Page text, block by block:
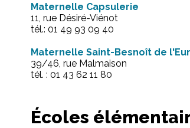
Maternelle Capsulerie
11, rue Désiré-Viénot
tél.: 01 49 93 09 40
Maternelle Saint-Besnoît de
39/46, rue Malmaison
tél. : 01 43 62 11 80
Écoles